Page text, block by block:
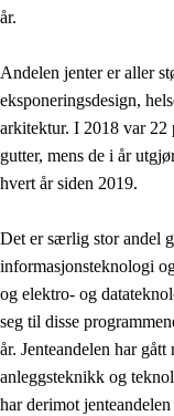
år.
Andelen jenter er aller
eksponeringsdesign,
arkitektur. I 2018 var 22
gutter, mens de i år
hvert år siden 2019.
Det er særlig stor andel
informasjonsteknologi
og elektro- og
seg til disse
år. Jenteandelen har
anleggsteknikk og
har derimot